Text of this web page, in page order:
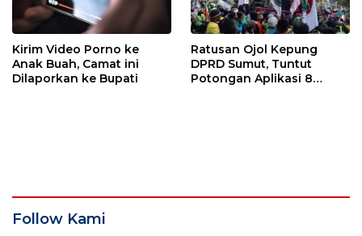
Kirim Video Porno ke
Anak Buah, Camat ini
Dilaporkan ke Bupati
Ratusan Ojol Kepung
DPRD Sumut, Tuntut
Potongan Aplikasi 8
Follow Kami